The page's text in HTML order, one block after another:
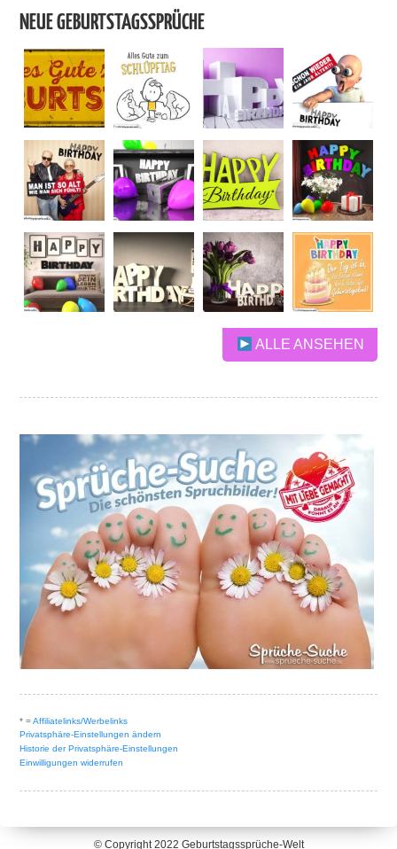
NEUE GEBURTSTAGSSPRÜCHE
ALLE ANSEHEN
* =Affiliatelinks/Werbelinks
Privatsphäre-Einstellungen ändern
Historie der Privatsphäre-Einstellungen
Einwilligungen widerrufen
© Copyright 2022 Geburtstagssprüche-Welt